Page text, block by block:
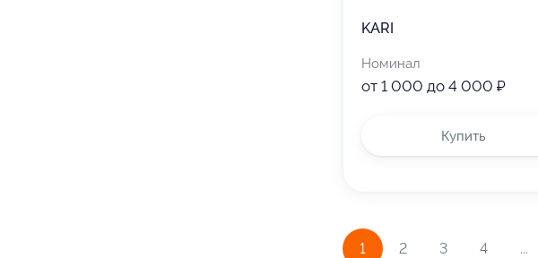
KARI
Номинал
от 1 000 до 4 000 ₽
Купить
1 2 3 4 ...